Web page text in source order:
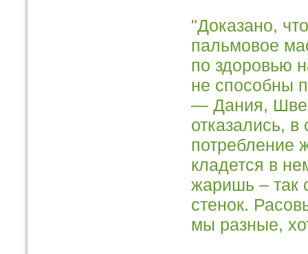
"Доказано,
пальмовое
по здоровью
не способны
— Дания,
отказались, в
потребление
кладется в
жаришь – так
стенок.
мы разные,